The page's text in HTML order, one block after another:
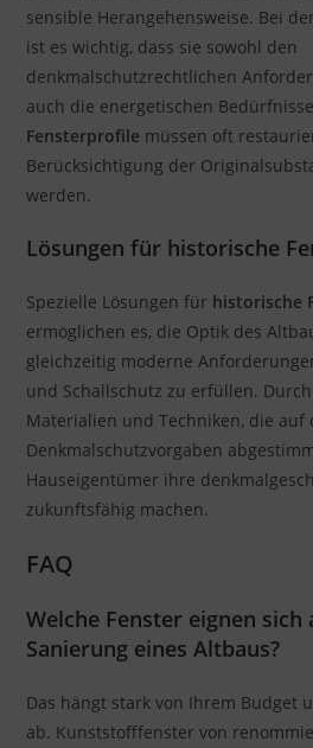
sensible Herangehensweise. Bei
ist es wichtig, dass sie sowohl den
denkmalschutzrechtlichen
auch die energetischen
Fensterprofile müssen oft
Berücksichtigung der
werden.
Lösungen für historische
Spezielle Lösungen für historische
ermöglichen es, die Optik des
gleichzeitig moderne
und Schallschutz zu erfüllen.
Materialien und Techniken, die auf
Denkmalschutzvorgaben
Hauseigentümer ihre
zukunftsfähig machen.
FAQ
Welche Fenster eignen
Sanierung eines Altbaus?
Das hängt stark von Ihrem Budget
ab. Kunststofffenster von